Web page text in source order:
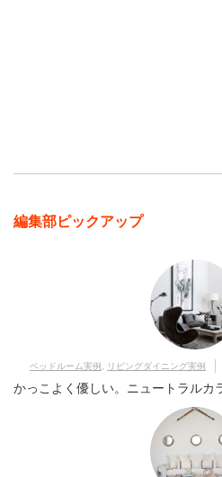
編集部ピックアップ
ベッドルーム実例 リビングダイニング実例
かっこよく優しい。ニュートラルカ